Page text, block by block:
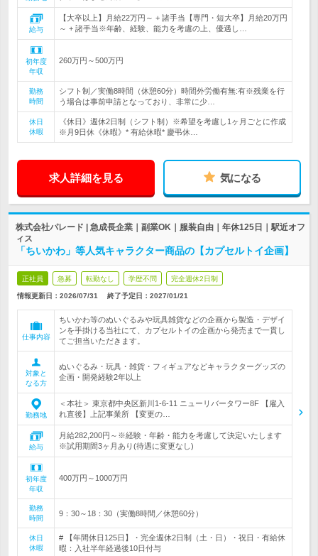
給与
【大卒以上】月給22万円～ + 諸手当【専門・短大卒】月給20万円
～ + 諸手当※年齢、経験、能力を考慮の上、優遇し…
初年度
年収
260万円～500万円
勤務
時間
シフト制／実働8時間（休憩60分）時間外労働有無:有※残業を行
う場合は事前申請となっており、非常に少…
休日
休暇
《休日》週休2日制（シフト制）※希望を考慮し1ヶ月ごとに作成
※月9日休《休暇》* 有給休暇* 慶弔休…
求人詳細を見る 気になる
株式会社パレード | 急成長企業｜副業OK｜服装自由｜年休125日｜駅近オフ
ィス
「ちいかわ」等人気キャラクター商品の【カプセルトイ企画】
正社員 急募 転勤なし 学歴不問 完全週休2日制
情報更新日：2026/07/31 終了予定日： 2027/01/21
仕事内容
ちいかわ等のぬいぐるみや玩具雑貨などの企画から製造・デザイ
ンを手掛ける当社にて、カプセルトイの企画から発売まで一貫し
てご担当いただきます。
対象と
なる方
ぬいぐるみ・玩具・雑貨・フィギュアなどキャラクターグッズの
企画・開発経験2年以上
勤務地
＜本社＞ 東京都中央区新川1-6-11 ニューリバータワー8F 【雇入
れ直後】上記事業所 【変更の…
給与
月給282,200円～※経験・年齢・能力を考慮して決定いたします
※試用期間3ヶ月あり(待遇に変更なし)
初年度
年収
400万円～1000万円
勤務
時間
9：30～18：30（実働8時間／休憩60分）
休日
休暇
# 【年間休日125日】・完全週休2日制（土・日）・祝日・有給休
暇：入社半年経過後10日付与